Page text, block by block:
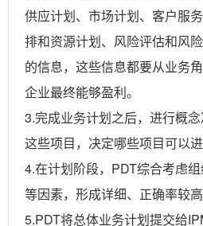
供应计划、市场计划、客户服
排和资源计划、风险评估和风
的信息，这些信息都要从业务
企业最终能够盈利。
3.完成业务计划之后，进行概
这些项目，决定哪些项目可以进
4.在计划阶段，PDT综合考虑
等因素，形成详细、正确率较
5.PDT将总体业务计划提交给